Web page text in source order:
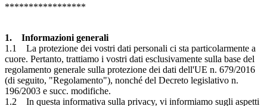
*****************
1. Informazioni generali
1.1 La protezione dei vostri dati personali ci sta particolarmente a
cuore. Pertanto, trattiamo i vostri dati esclusivamente sulla base del
regolamento generale sulla protezione dei dati dell'UE n. 679/2016
(di seguito, "Regolamento"), nonché del Decreto legislativo n.
196/2003 e succ. modifiche.
1.2 In questa informativa sulla privacy, vi informiamo sugli aspetti